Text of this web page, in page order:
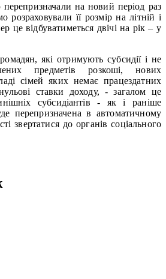
на новий період раз
розраховували її розмір на літній і
це відбуватиметься двічі на рік – у
які отримують субсидії і не
предметів розкоші, нових
сімей яких немає працездатних
ставки доходу, - загалом це
субсидіантів - як і раніше
перепризначена в автоматичному
звертатися до органів соціального